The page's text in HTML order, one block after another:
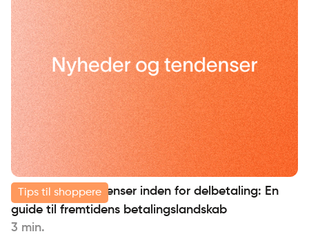
Tips til shoppere
Nyheder og tendenser inden for delbetaling: En
guide til fremtidens betalingslandskab
3 min.